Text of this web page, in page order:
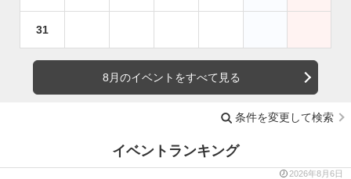
31
8月のイベントをすべて見る
条件を変更して検索
イベントランキング
2026年8月6日